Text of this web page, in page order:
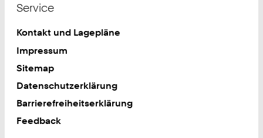
Service
Kontakt und Lagepläne
Impressum
Sitemap
Datenschutzerklärung
Barrierefreiheitserklärung
Feedback